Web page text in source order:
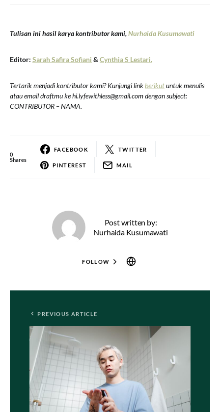
Tulisan ini hasil karya kontributor kami,Nurhaida Kusumawati
Editor: Sarah Safira Sofiani & Cynthia S Lestari.
Tertarik menjadi kontributor kami? Kunjungi linkberikutuntuk menulis
atau email draftmu ke hi.lyfewithless@gmail.com dengan subject:
CONTRIBUTOR – NAMA.
0
Shares
FACEBOOK TWITTER
PINTEREST MAIL
Post written by:
Nurhaida Kusumawati
FOLLOW
PREVIOUS ARTICLE